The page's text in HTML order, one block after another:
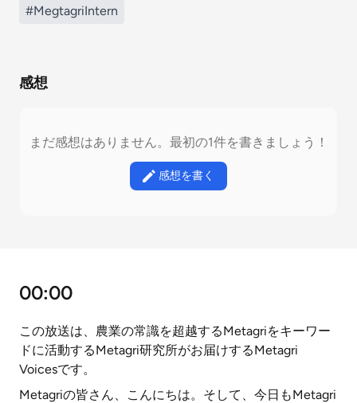
#MegtagriIntern
感想
まだ感想はありません。最初の1件を書きましょう！
感想を書く
00:00
この放送は、農業の常識を超越するMetagriをキーワー
ドに活動するMetagri研究所がお届けするMetagri
Voicesです。
Metagriの皆さん、こんにちは。そして、今日もMetagri